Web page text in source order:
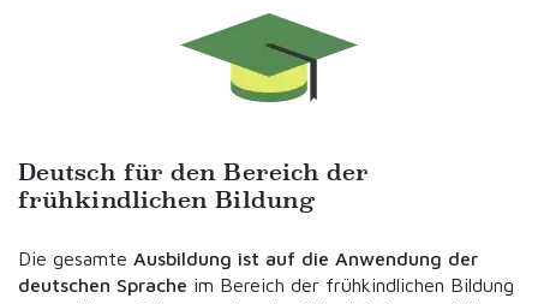
Deutsch für den Bereich der
frühkindlichen Bildung
Die gesamte Ausbildung ist auf die Anwendung der
deutschen Sprache im Bereich der frühkindlichen Bildung